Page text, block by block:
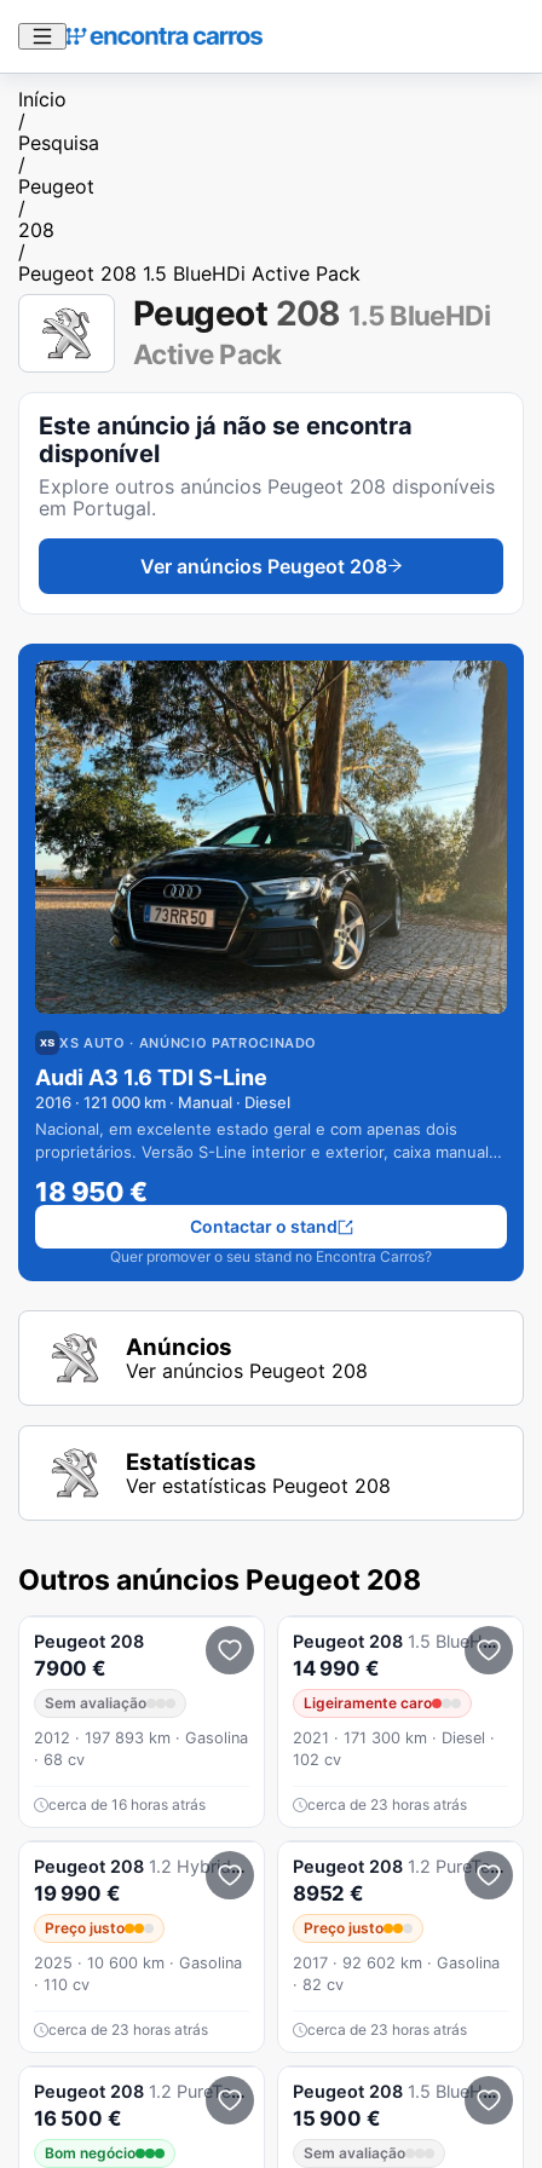
Início
/
Pesquisa
/
Peugeot
/
208
/
Peugeot 208 1.5 BlueHDi Active Pack
Peugeot 208 1.5 BlueHDi
Active Pack
Este anúncio já não se encontra
disponível
Explore outros anúncios Peugeot 208 disponíveis
em Portugal.
Ver anúncios Peugeot 208
XS AUTO · ANÚNCIO PATROCINADO
Audi A3 1.6 TDI S-Line
2016 · 121 000 km · Manual · Diesel
Nacional, em excelente estado geral e com apenas dois
proprietários. Versão S-Line interior e exterior, caixa manual
18 950€
Quer promover o seu stand no Encontra Carros?
Contactar o stand
Anúncios
Ver anúncios Peugeot 208
Estatísticas
Ver estatísticas Peugeot 208
Outros anúncios Peugeot 208
Peugeot 208
7900 €
Sem avaliação
2012 · 197 893 km · Gasolina
· 68 cv
cerca de 16 horas atrás
Peugeot 208 1.5 BlueHDi GT Pack
14 990 €
Ligeiramente caro
2021 · 171 300 km · Diesel ·
102 cv
cerca de 23 horas atrás
Peugeot 208 1.2 Hybrid Allure e-DCS6
19 990 €
Preço justo
2025 · 10 600 km · Gasolina
· 110 cv
cerca de 23 horas atrás
Peugeot 208 1.2 PureTech Style
8952 €
Preço justo
2017 · 92 602 km · Gasolina
· 82 cv
cerca de 23 horas atrás
Peugeot 208 1.2 PureTech Active
16 500 €
Bom negócio
Peugeot 208 1.5 BlueHDi Active Pack
15 900 €
Sem avaliação